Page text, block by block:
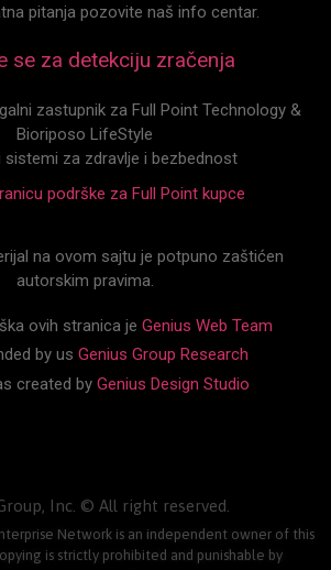
pitanja pozovite naš info centar.
se za detekciju zračenja
zastupnik za Full Point Technology &
Bioriposo LifeStyle
sistemi za zdravlje i bezbednost
podrške za Full Point kupce
na ovom sajtu je potpuno zaštićen
autorskim pravima.
ovih stranica je Genius Web Team
by us Genius Group Research
created by Genius Design Studio
Inc. © All right reserved.
Network is an independent owner of this
is strictly prohibited and punishable by